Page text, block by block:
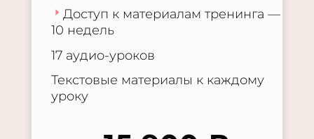
Доступ к материалам тренинга —
10 недель
17 аудио-уроков
Текстовые материалы к каждому
уроку